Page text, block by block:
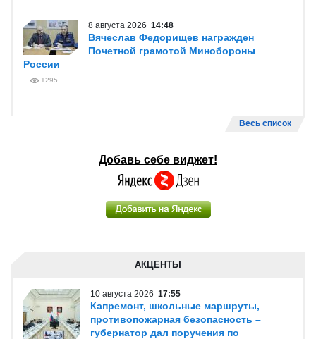
8 августа 2026 14:48
Вячеслав Федорищев награжден
Почетной грамотой Минобороны
России
1295
Весь список
Добавь себе виджет!
АКЦЕНТЫ
10 августа 2026 17:55
Капремонт, школьные маршруты,
противопожарная безопасность –
губернатор дал поручения по